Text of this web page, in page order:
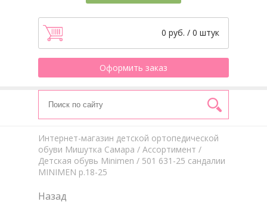
0 руб. / 0 штук
Оформить заказ
Интернет-магазин детской ортопедической
обуви Мишутка Самара / Aссортимент /
Детская обувь Minimen / 501 631-25 сандалии
MINIMEN р.18-25
Назад